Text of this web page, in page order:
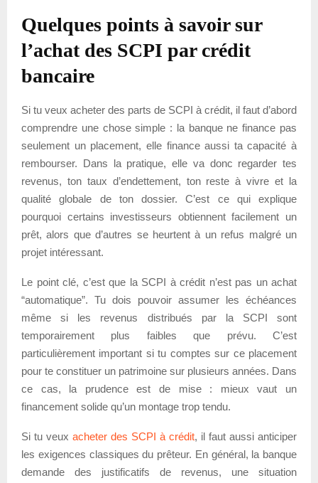
Quelques points à savoir sur
l’achat des SCPI par crédit
bancaire
Si tu veux acheter des parts de SCPI à crédit, il faut d’abord
comprendre une chose simple : la banque ne finance pas
seulement un placement, elle finance aussi ta capacité à
rembourser. Dans la pratique, elle va donc regarder tes
revenus, ton taux d’endettement, ton reste à vivre et la
qualité globale de ton dossier. C’est ce qui explique
pourquoi certains investisseurs obtiennent facilement un
prêt, alors que d’autres se heurtent à un refus malgré un
projet intéressant.
Le point clé, c’est que la SCPI à crédit n’est pas un achat
“automatique”. Tu dois pouvoir assumer les échéances
même si les revenus distribués par la SCPI sont
temporairement plus faibles que prévu. C’est
particulièrement important si tu comptes sur ce placement
pour te constituer un patrimoine sur plusieurs années. Dans
ce cas, la prudence est de mise : mieux vaut un
financement solide qu’un montage trop tendu.
Si tu veux acheter des SCPI à crédit, il faut aussi anticiper
les exigences classiques du prêteur. En général, la banque
demande des justificatifs de revenus, une situation